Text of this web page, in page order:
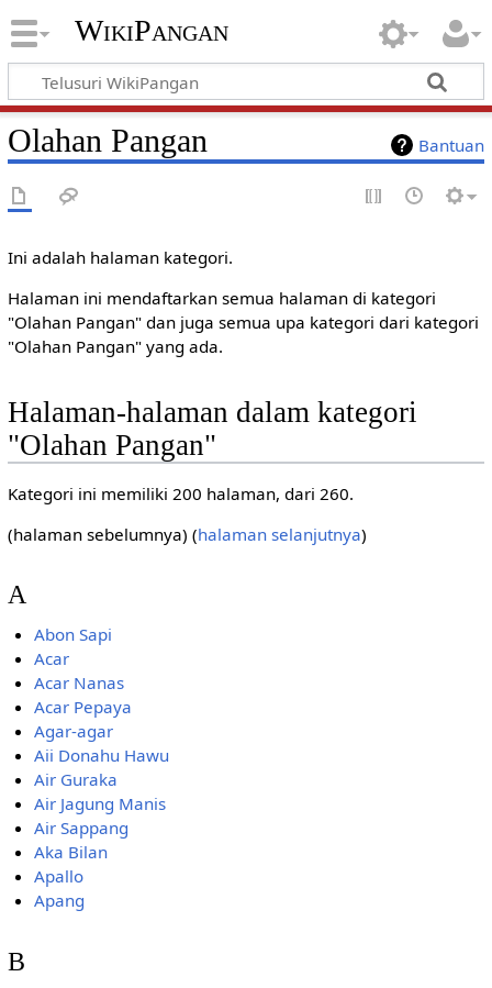
WikiPangan
Bantuan
Olahan Pangan
Ini adalah halaman kategori.
Halaman ini mendaftarkan semua halaman di kategori
"Olahan Pangan" dan juga semua upa kategori dari kategori
"Olahan Pangan" yang ada.
Halaman-halaman dalam kategori
"Olahan Pangan"
Kategori ini memiliki 200 halaman, dari 260.
(halaman sebelumnya) (halaman selanjutnya)
A
Abon Sapi
Acar
Acar Nanas
Acar Pepaya
Agar-agar
Aii Donahu Hawu
Air Guraka
Air Jagung Manis
Air Sappang
Aka Bilan
Apallo
Apang
B